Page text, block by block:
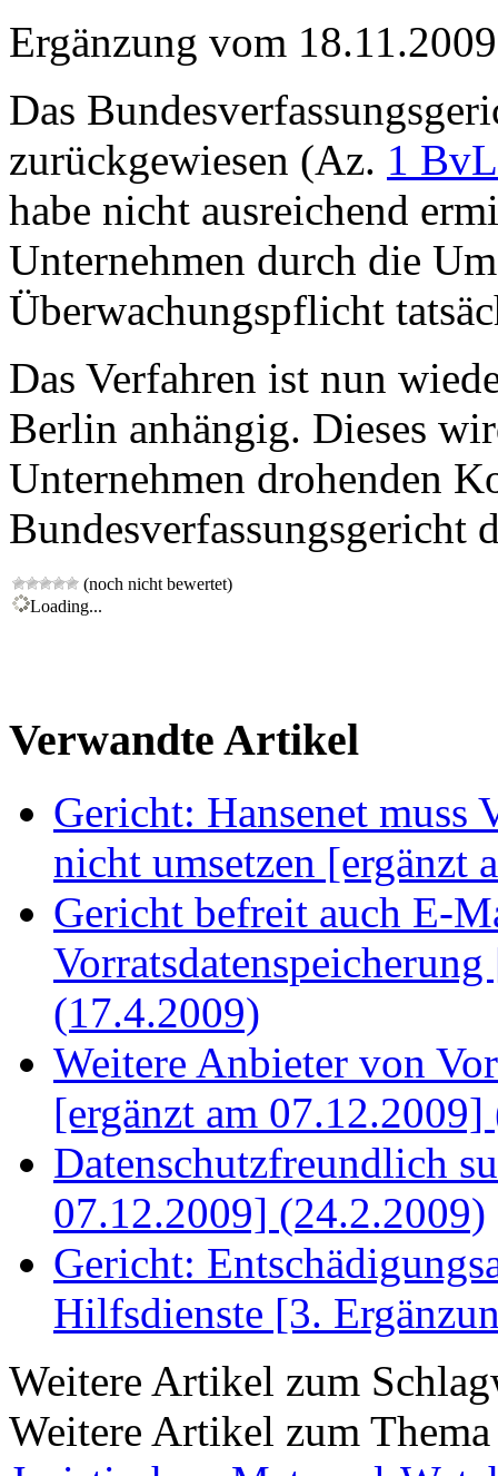
Ergänzung vom
Das
zurückgewiesen (Az. 1
habe nicht ausreichend
Unternehmen durch die
Überwachungspflicht
Das Verfahren ist nun
Berlin anhängig. Dieses
Unternehmen drohenden
Bundesverfassungsgericht
(noch nicht bewertet)
Loading...
Verwandte Artikel
Gericht: Hansenet muss
nicht umsetzen [ergänzt
Gericht befreit auch E-
(17.4.2009)
Weitere Anbieter von
[ergänzt am
Datenschutzfreundlich
07.12.2009] (24.2.2009)
Gericht:
Hilfsdienste [3.
Weitere Artikel zum
Weitere Artikel zum